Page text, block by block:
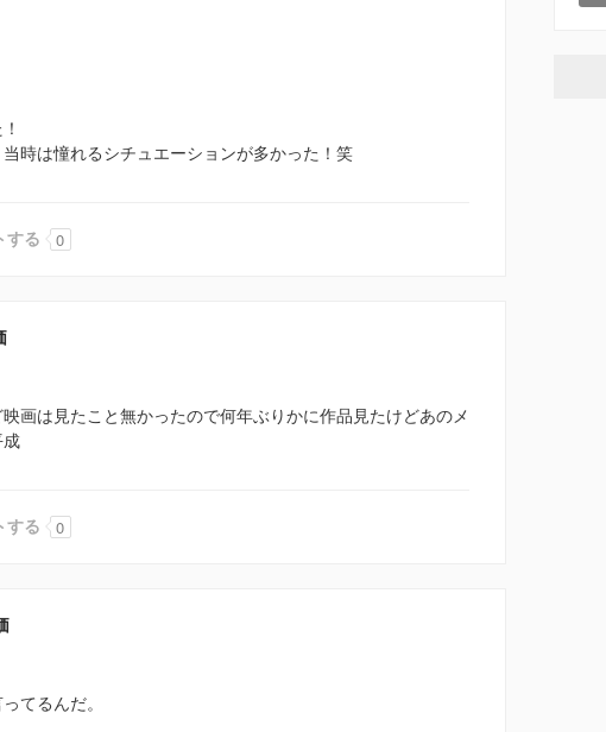
時は憧れるシチュエーションが多かった！笑
する 0
画は見たこと無かったので何年ぶりかに作品見たけどあのメ
成
する 0
てるんだ。